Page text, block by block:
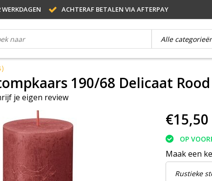
ACHTERAF BETALEN VIA AFTERPAY
190/68 Delicaat
je eigen review
€15,50
OP
Maak een